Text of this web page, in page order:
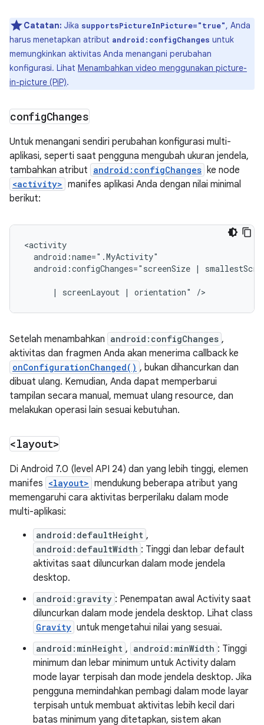
Catatan: Jika supportsPictureInPicture="true", Anda
harus menetapkan atribut android:configChanges untuk
memungkinkan aktivitas Anda menangani perubahan
konfigurasi. Lihat Menambahkan video menggunakan picture-
in-picture (PiP).
configChanges
Untuk menangani sendiri perubahan konfigurasi multi-
aplikasi, seperti saat pengguna mengubah ukuran jendela,
tambahkan atribut android:configChanges ke node
<activity> manifes aplikasi Anda dengan nilai minimal
berikut:
android:configChanges="screenSize |
| screenLayout | orientation"
Setelah menambahkan android:configChanges ,
aktivitas dan fragmen Anda akan menerima callback ke
onConfigurationChanged() , bukan dihancurkan dan
dibuat ulang. Kemudian, Anda dapat memperbarui
tampilan secara manual, memuat ulang resource, dan
melakukan operasi lain sesuai kebutuhan.
<layout>
Di Android 7.0 (level API 24) dan yang lebih tinggi, elemen
manifes <layout> mendukung beberapa atribut yang
memengaruhi cara aktivitas berperilaku dalam mode
multi-aplikasi:
android:defaultHeight ,
android:defaultWidth : Tinggi dan lebar default
aktivitas saat diluncurkan dalam mode jendela
desktop.
android:gravity : Penempatan awal Activity saat
diluncurkan dalam mode jendela desktop. Lihat class
Gravity untuk mengetahui nilai yang sesuai.
android:minHeight , android:minWidth : Tinggi
minimum dan lebar minimum untuk Activity dalam
mode layar terpisah dan mode jendela desktop. Jika
pengguna memindahkan pembagi dalam mode layar
terpisah untuk membuat aktivitas lebih kecil dari
batas minimum yang ditetapkan, sistem akan